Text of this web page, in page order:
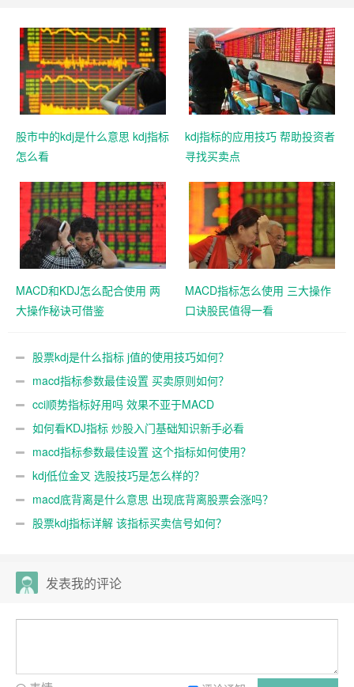
股市中的kdj是什么意思 kdj指标
怎么看
kdj指标的应用技巧 帮助投资者
寻找买卖点
MACD和KDJ怎么配合使用 两
大操作秘诀可借鉴
MACD指标怎么使用 三大操作
口诀股民值得一看
股票kdj是什么指标 j值的使用技巧如何？
macd指标参数最佳设置 买卖原则如何？
cci顺势指标好用吗 效果不亚于MACD
如何看KDJ指标 炒股入门基础知识新手必看
macd指标参数最佳设置 这个指标如何使用？
kdj低位金叉 选股技巧是怎么样的？
macd底背离是什么意思 出现底背离股票会涨吗？
股票kdj指标详解 该指标买卖信号如何？
发表我的评论